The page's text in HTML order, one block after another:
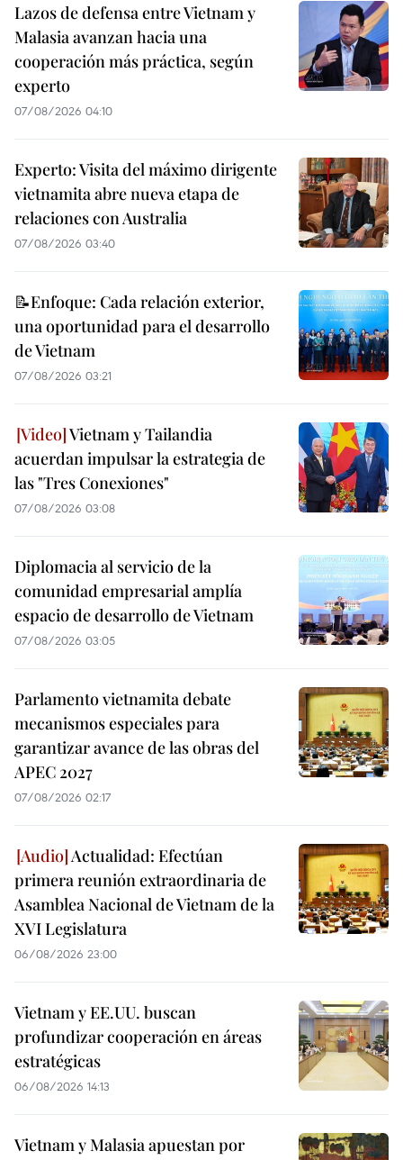
Lazos de defensa entre Vietnam y
Malasia avanzan hacia una
cooperación más práctica, según
experto
07/08/2026 04:10
Experto: Visita del máximo dirigente
vietnamita abre nueva etapa de
relaciones con Australia
07/08/2026 03:40
📝Enfoque: Cada relación exterior,
una oportunidad para el desarrollo
de Vietnam
07/08/2026 03:21
Vietnam y Tailandia
acuerdan impulsar la estrategia de
las "Tres Conexiones"
07/08/2026 03:08
Diplomacia al servicio de la
comunidad empresarial amplía
espacio de desarrollo de Vietnam
07/08/2026 03:05
Parlamento vietnamita debate
mecanismos especiales para
garantizar avance de las obras del
APEC 2027
07/08/2026 02:17
Actualidad: Efectúan
primera reunión extraordinaria de
Asamblea Nacional de Vietnam de la
XVI Legislatura
06/08/2026 23:00
Vietnam y EE.UU. buscan
profundizar cooperación en áreas
estratégicas
06/08/2026 14:13
Vietnam y Malasia apuestan por